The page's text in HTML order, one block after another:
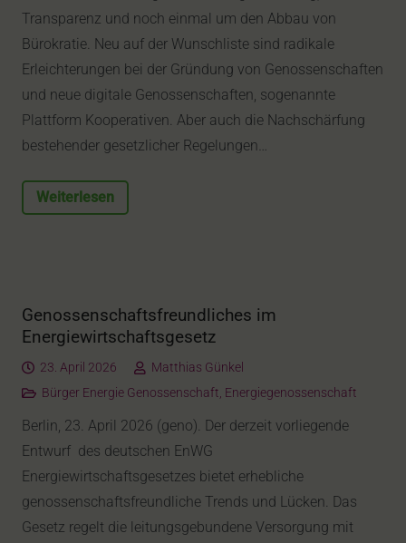
Transparenz und noch einmal um den Abbau von
Bürokratie. Neu auf der Wunschliste sind radikale
Erleichterungen bei der Gründung von Genossenschaften
und neue digitale Genossenschaften, sogenannte
Plattform Kooperativen. Aber auch die Nachschärfung
bestehender gesetzlicher Regelungen…
Weiterlesen
Genossenschaftsfreundliches im
Energiewirtschaftsgesetz
23. April 2026
Matthias Günkel
Bürger Energie Genossenschaft, Energiegenossenschaft
Berlin, 23. April 2026 (geno). Der derzeit vorliegende
Entwurf des deutschen EnWG
Energiewirtschaftsgesetzes bietet erhebliche
genossenschaftsfreundliche Trends und Lücken. Das
Gesetz regelt die leitungsgebundene Versorgung mit